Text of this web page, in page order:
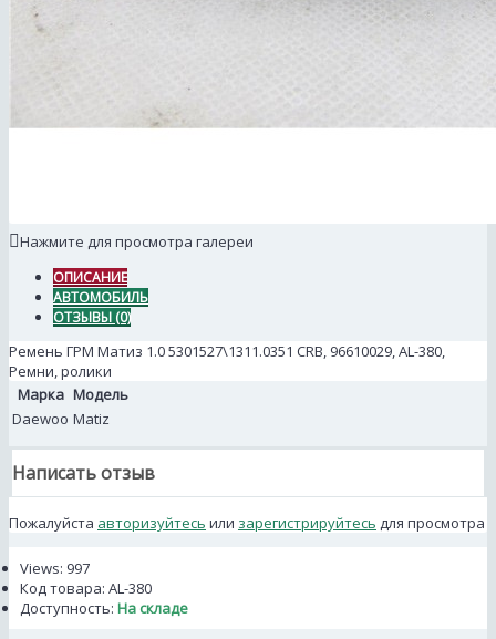
Нажмите для просмотра галереи
ОПИСАНИЕ
АВТОМОБИЛЬ
ОТЗЫВЫ (0)
Ремень ГРМ Матиз 1.0 5301527\1311.0351 CRB, 96610029, AL-380,
Ремни, ролики
Марка Модель
Daewoo Matiz
Написать отзыв
Пожалуйста авторизуйтесь или зарегистрируйтесь для просмотра
Views: 997
Код товара: AL-380
Доступность: На складе